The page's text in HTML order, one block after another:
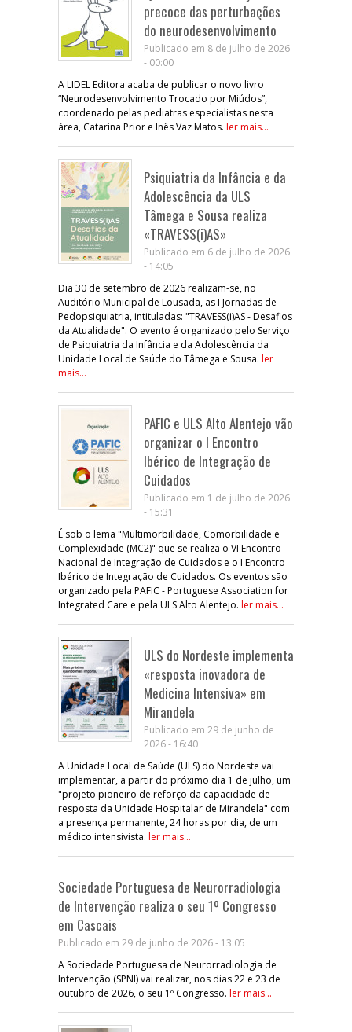
precoce das perturbações
do neurodesenvolvimento
Publicado em 8 de julho de 2026
- 00:00
A LIDEL Editora acaba de publicar o novo livro
“Neurodesenvolvimento Trocado por Miúdos”,
coordenado pelas pediatras especialistas nesta
área, Catarina Prior e Inês Vaz Matos. ler mais...
Psiquiatria da Infância e da
Adolescência da ULS
Tâmega e Sousa realiza
«TRAVESS(i)AS»
Publicado em 6 de julho de 2026
- 14:05
Dia 30 de setembro de 2026 realizam-se, no
Auditório Municipal de Lousada, as I Jornadas de
Pedopsiquiatria, intituladas: "TRAVESS(i)AS - Desafios
da Atualidade". O evento é organizado pelo Serviço
de Psiquiatria da Infância e da Adolescência da
Unidade Local de Saúde do Tâmega e Sousa. ler
mais...
PAFIC e ULS Alto Alentejo vão
organizar o I Encontro
Ibérico de Integração de
Cuidados
Publicado em 1 de julho de 2026
- 15:31
É sob o lema "Multimorbilidade, Comorbilidade e
Complexidade (MC2)" que se realiza o VI Encontro
Nacional de Integração de Cuidados e o I Encontro
Ibérico de Integração de Cuidados. Os eventos são
organizado pela PAFIC - Portuguese Association for
Integrated Care e pela ULS Alto Alentejo. ler mais...
ULS do Nordeste implementa
«resposta inovadora de
Medicina Intensiva» em
Mirandela
Publicado em 29 de junho de
2026 - 16:40
A Unidade Local de Saúde (ULS) do Nordeste vai
implementar, a partir do próximo dia 1 de julho, um
"projeto pioneiro de reforço da capacidade de
resposta da Unidade Hospitalar de Mirandela" com
a presença permanente, 24 horas por dia, de um
médico intensivista. ler mais...
Sociedade Portuguesa de Neurorradiologia
de Intervenção realiza o seu 1º Congresso
em Cascais
Publicado em 29 de junho de 2026 - 13:05
A Sociedade Portuguesa de Neurorradiologia de
Intervenção (SPNI) vai realizar, nos dias 22 e 23 de
outubro de 2026, o seu 1º Congresso. ler mais...